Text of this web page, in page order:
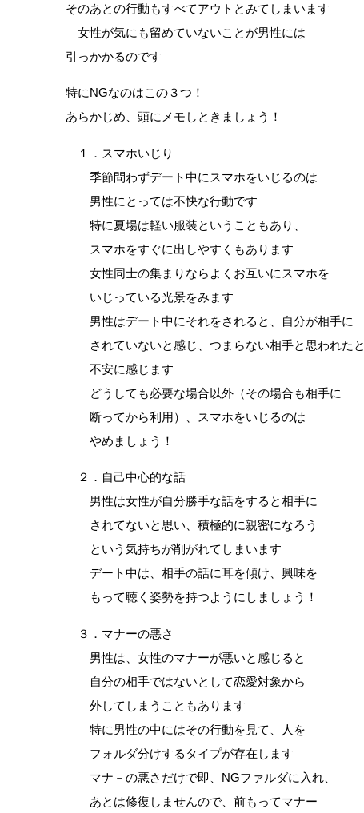
そのあとの行動もすべてアウトとみてしまいます
女性が気にも留めていないことが男性には
引っかかるのです
特にNGなのはこの３つ！
あらかじめ、頭にメモしときましょう！
１．スマホいじり
季節問わずデート中にスマホをいじるのは
男性にとっては不快な行動です
特に夏場は軽い服装ということもあり、
スマホをすぐに出しやすくもあります
女性同士の集まりならよくお互いにスマホを
いじっている光景をみます
男性はデート中にそれをされると、自分が相手に
されていないと感じ、つまらない相手と思われたと
不安に感じます
どうしても必要な場合以外（その場合も相手に
断ってから利用）、スマホをいじるのは
やめましょう！
２．自己中心的な話
男性は女性が自分勝手な話をすると相手に
されてないと思い、積極的に親密になろう
という気持ちが削がれてしまいます
デート中は、相手の話に耳を傾け、興味を
もって聴く姿勢を持つようにしましょう！
３．マナーの悪さ
男性は、女性のマナーが悪いと感じると
自分の相手ではないとして恋愛対象から
外してしまうこともあります
特に男性の中にはその行動を見て、人を
フォルダ分けするタイプが存在します
マナ－の悪さだけで即、NGファルダに入れ、
あとは修復しませんので、前もってマナー